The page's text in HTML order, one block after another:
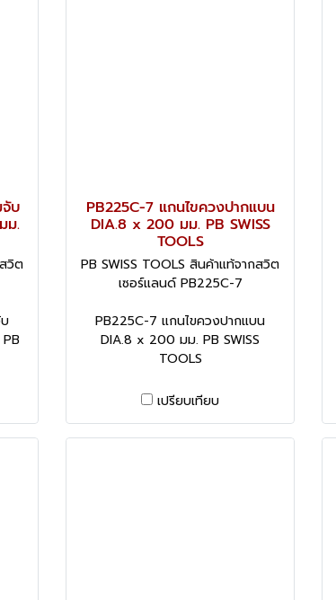
บ
ม.
วิต
PB225C-7 แกนไขควงปากแบน
DIA.8 x 200 มม. PB SWISS
TOOLS
PB SWISS TOOLS สินค้าแท้จากสวิต
เซอร์แลนด์ PB225C-7
PB225C-7 แกนไขควงปากแบน
DIA.8 x 200 มม. PB SWISS
TOOLS
เปรียบเทียบ